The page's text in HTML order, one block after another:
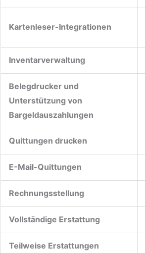
Kartenleser-Integrationen
Inventarverwaltung
Belegdrucker und
Unterstützung von
Bargeldauszahlungen
Quittungen drucken
E-Mail-Quittungen
Rechnungsstellung
Vollständige Erstattung
Teilweise Erstattungen